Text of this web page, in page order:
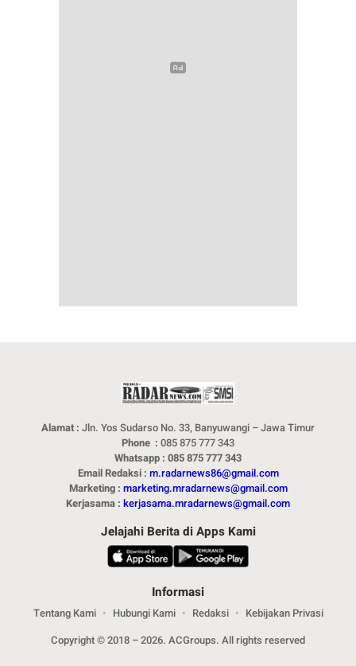
Alamat : Jln. Yos Sudarso No. 33, Banyuwangi – Jawa Timur
Phone : 085 875 777 343
Whatsapp : 085 875 777 343
Email Redaksi : m.radarnews86@gmail.com
Marketing : marketing.mradarnews@gmail.com
Kerjasama : kerjasama.mradarnews@gmail.com
Jelajahi Berita di Apps Kami
Informasi
Tentang Kami Hubungi Kami Redaksi
Kebijakan Privasi
Copyright © 2018 – 2026. ACGroups. All rights reserved